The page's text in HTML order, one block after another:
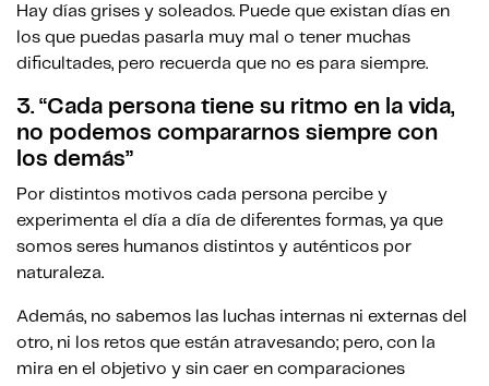
Hay días grises y soleados. Puede que existan días en
los que puedas pasarla muy mal o tener muchas
dificultades, pero recuerda que no es para siempre.
3. “Cada persona tiene su ritmo en la vida,
no podemos compararnos siempre con
los demás”
Por distintos motivos cada persona percibe y
experimenta el día a día de diferentes formas, ya que
somos seres humanos distintos y auténticos por
naturaleza.
Además, no sabemos las luchas internas ni externas del
otro, ni los retos que están atravesando; pero, con la
mira en el objetivo y sin caer en comparaciones